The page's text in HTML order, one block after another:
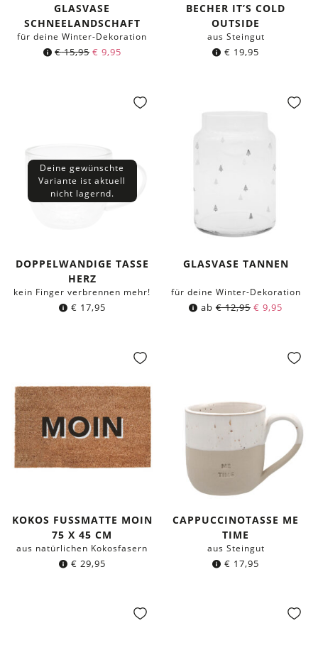
GLASVASE
SCHNEELANDSCHAFT
für deine Winter-Dekoration
€15,95 Ursprünglicher
€ 9,95
€ 9,95.
BECHER IT’S COLD
OUTSIDE
aus Steingut
€ 19,95
Deine gewünschte
Variante ist aktuell
nicht lagernd.
DOPPELWANDIGE TASSE
HERZ
kein Finger verbrennen mehr!
€ 17,95
GLASVASE TANNEN
für deine Winter-Dekoration
ab€12,95 € 9,95
KOKOS FUSSMATTE MOIN 7
5 X 45 CM
aus natürlichen Kokosfasern
€ 29,95
CAPPUCCINOTASSE ME
TIME
aus Steingut
€ 17,95